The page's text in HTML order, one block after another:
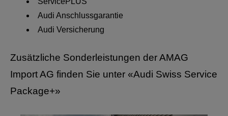
Audi Anschlussgarantie
Audi Versicherung
Zusätzliche Sonderleistungen der AMAG
Import AG finden Sie unter «Audi Swiss Service
Package+»